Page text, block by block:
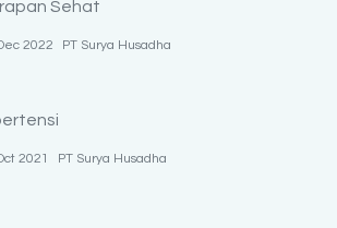
Sehat
2022 PT Surya Husadha
2021 PT Surya Husadha